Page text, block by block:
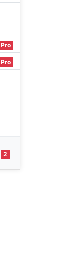
Pro
Pro
2